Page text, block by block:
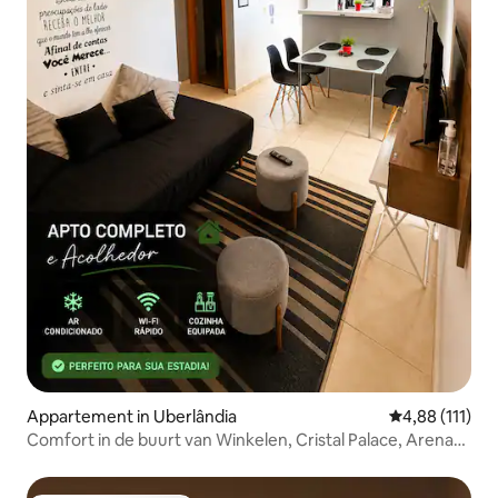
Appartement in Uberlândia Gemiddelde
4,88 (111)
Comfort in de buurt van Winkelen, Cristal Palace, Arena